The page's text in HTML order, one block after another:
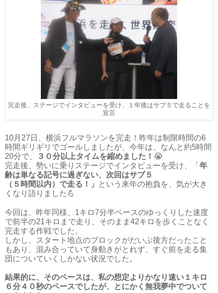
完走後、ステージでインタビューを受け、１年後はサブ５で走ることを
宣言
10月27日、横浜フルマラソンを完走！昨年は制限時間の6
時間ギリギリでゴールしましたが、今年は、なんと約5時間
20分で、
３０分以上タイムを縮めました！ 😭
完走後、勢いに乗りステージでインタビューを受け、「 年
齢は単なる記号に過ぎない、次回はサブ５
（５時間以内）で走る！」
という来年の抱負を、気が大き
くなり語りました💪
今回は、昨年同様、1キロ7分半ペースのゆっくりした速度
で前半の21キロまで走り、そのまま42キロを歩くことなく
完走する作戦でした。
しかし、スタート地点のブロックがだいぶ後方だったこと
もあり、混み合っていて身動きがとれず、すぐ前を走る集
団についていくしかない状況でした。
結果的に、そのペースは、私の想定よりかなり速い１キロ
６分４０秒のペースでしたが、とにかく無我夢中でついて